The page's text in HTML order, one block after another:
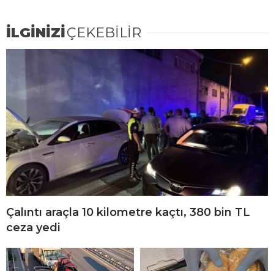
İLGİNİZİÇEKEBİLİR
Çalıntı araçla 10 kilometre kaçtı, 380 bin TL
ceza yedi